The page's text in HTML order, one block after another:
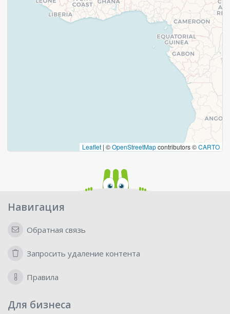
Leaflet | ©OpenStreetMapcontributors ©CARTO
Навигация
Обратная связь
Запросить удаление контента
Правила
Для бизнеса